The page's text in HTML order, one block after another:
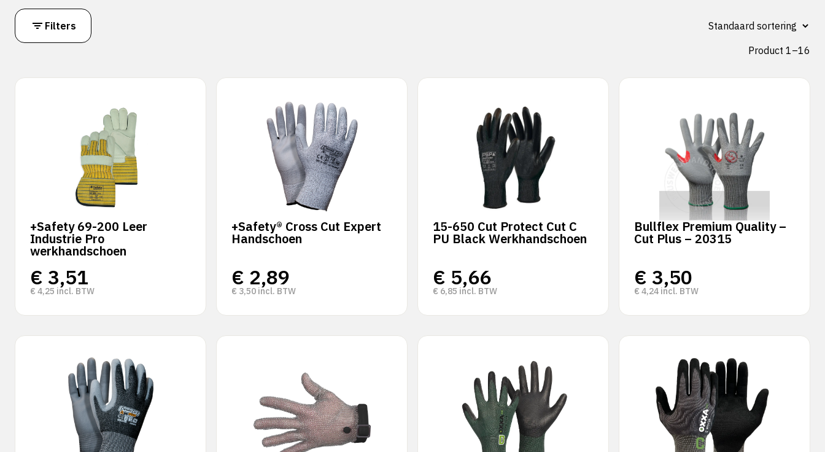
Filters
Product 1–16
+Safety 69-200 Leer
Industrie Pro
werkhandschoen
€ 3,51
€ 4,25 incl. BTW
+Safety® Cross Cut Expert
Handschoen
€ 2,89
€ 3,50 incl. BTW
15-650 Cut Protect Cut C
PU Black Werkhandschoen
€ 5,66
€ 6,85 incl. BTW
Bullflex Premium Quality –
Cut Plus – 20315
€ 3,50
€ 4,24 incl. BTW